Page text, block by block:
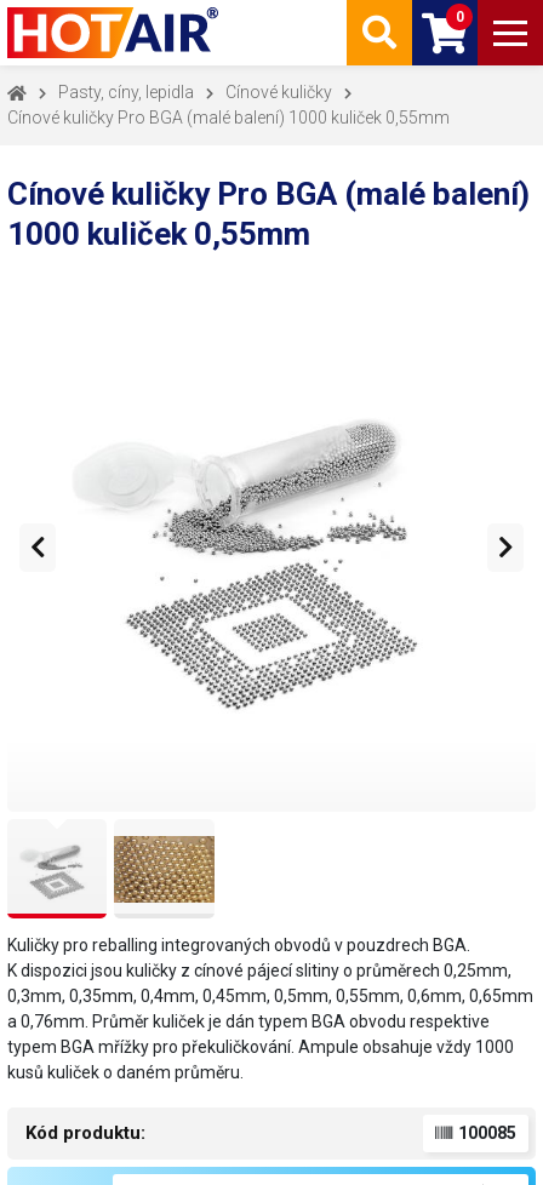
0
Pasty, cíny, lepidla
Cínové kuličky
Cínové kuličky Pro BGA (malé balení) 1000 kuliček 0,55mm
Cínové kuličky Pro BGA (malé balení)
1000 kuliček 0,55mm
Kuličky pro reballing integrovaných obvodů v pouzdrech BGA.
K dispozici jsou kuličky z cínové pájecí slitiny o průměrech 0,25mm,
0,3mm, 0,35mm, 0,4mm, 0,45mm, 0,5mm, 0,55mm, 0,6mm, 0,65mm
a 0,76mm. Průměr kuliček je dán typem BGA obvodu respektive
typem BGA mřížky pro překuličkování. Ampule obsahuje vždy 1000
kusů kuliček o daném průměru.
Kód produktu: 100085